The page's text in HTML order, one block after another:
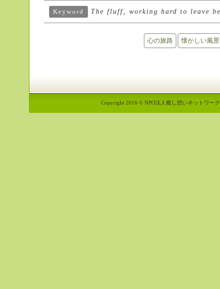
Keyword The fluff, working hard to leave
心の旅路 懐かしい風景
Copyright 2016 © NPO法人癒し憩いネットワー